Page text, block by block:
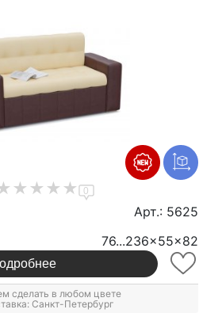
0
Арт.: 5625
76...236x55x82
сделать в любом цвете
Санкт-Петербург